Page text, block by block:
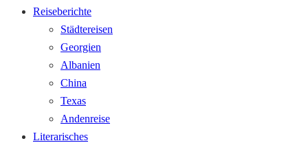
Reiseberichte
Städtereisen
Georgien
Albanien
China
Texas
Andenreise
Literarisches